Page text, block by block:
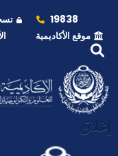
19838
موقع الأكاديمية
إغلاق